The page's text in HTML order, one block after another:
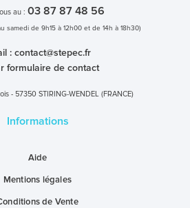
au : 03 87 87 48 56
samedi de 9h15 à 12h00 et de 14h à 18h30)
: contact@stepec.fr
formulaire de contact
- 57350 STIRING-WENDEL (FRANCE)
Informations
Aide
Mentions légales
de Vente